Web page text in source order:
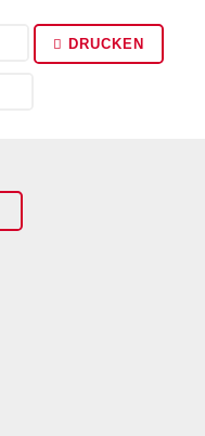
DRUCKEN